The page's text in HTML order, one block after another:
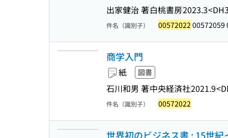
出家健治 著白桃書房2023.3
件名（識別子） 00572022 00572059
商学入門
紙 図書
石川和男 著中央経済社2021.9
件名（識別子） 00572022
世界初のビジネス書 : 15世